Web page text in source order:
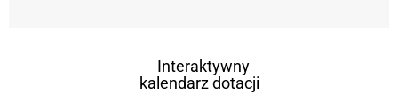
Interaktywny
kalendarz dotacji